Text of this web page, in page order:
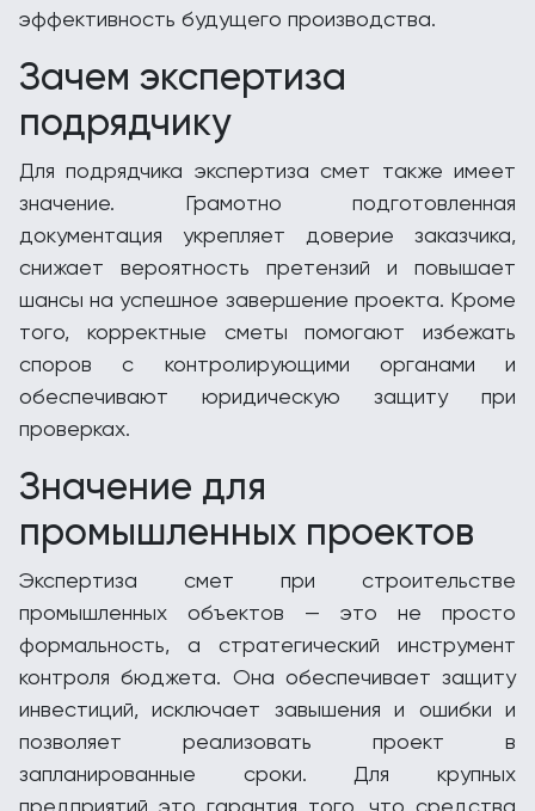
эффективность будущего производства.
Зачем экспертиза
подрядчику
Для подрядчика экспертиза смет также имеет
значение. Грамотно подготовленная
документация укрепляет доверие заказчика,
снижает вероятность претензий и повышает
шансы на успешное завершение проекта. Кроме
того, корректные сметы помогают избежать
споров с контролирующими органами и
обеспечивают юридическую защиту при
проверках.
Значение для
промышленных проектов
Экспертиза смет при строительстве
промышленных объектов — это не просто
формальность, а стратегический инструмент
контроля бюджета. Она обеспечивает защиту
инвестиций, исключает завышения и ошибки и
позволяет реализовать проект в
запланированные сроки. Для крупных
предприятий это гарантия того, что средства